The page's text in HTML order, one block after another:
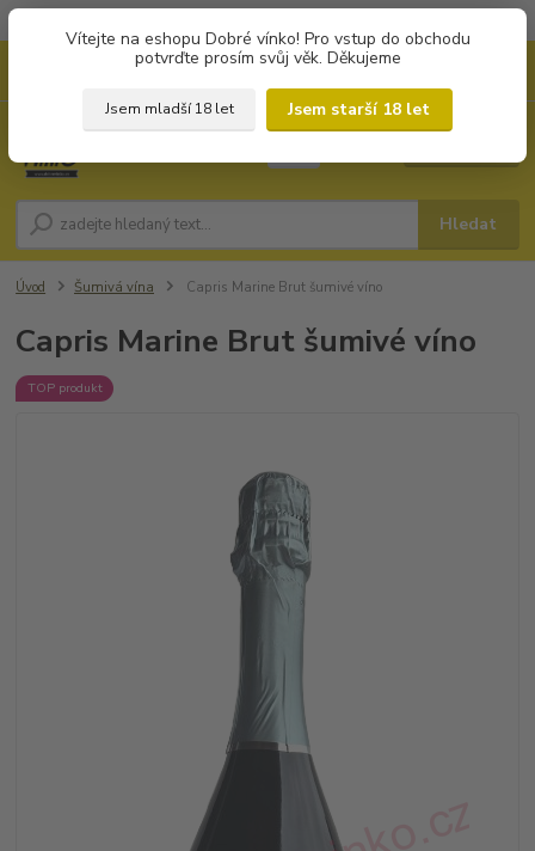
Vítejte na eshopu Dobré vínko! Pro vstup do obchodu
potvrďte prosím svůj věk. Děkujeme
Jsem mladší 18 let
Jsem starší 18 let
Hledat
Úvod Šumivá vína Capris Marine Brut šumivé víno
Capris Marine Brut šumivé víno
TOP produkt